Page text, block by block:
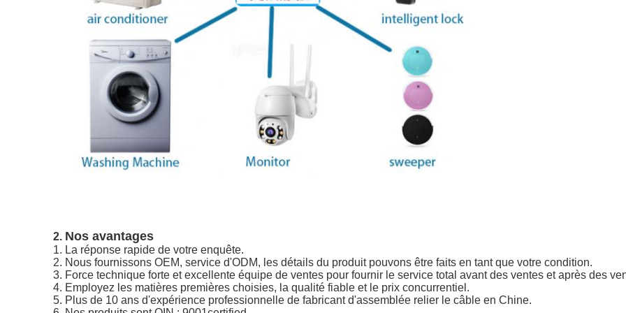
2. Nos avantages
1. La réponse rapide de votre enquête.
2. Nous fournissons OEM, service d'ODM, les détails du produit pouvons être faits en tant que votre condition.
3. Force technique forte et excellente équipe de ventes pour fournir le service total avant des ventes et après des
4. Employez les matières premières choisies, la qualité fiable et le prix concurrentiel.
5. Plus de 10 ans d'expérience professionnelle de fabricant d'assemblée relier le câble en Chine.